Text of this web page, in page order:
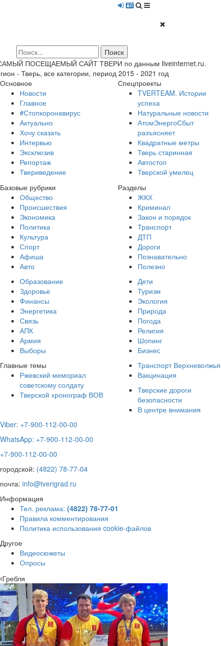
ПОСЕЩАЕМЫЙ САЙТ ТВЕРИ по данным liveinternet.ru.
- Тверь, все категории, период 2015 - 2021 год
Основное
Новости
Главное
#Стопкоронавирус
Актуально
Хочу сказать
Интервью
Эксклюзив
Репортаж
Твериведение
Спецпроекты
TVERTEAM. Истории
успеха
Натуральные новости
АтомЭнергоСбыт
разъясняет
Квадратные метры
Тверь старинная
Автостоп
Тверской умелец
Базовые рубрики
Общество
Происшествия
Экономика
Политика
Культура
Спорт
Афиша
Авто
Разделы
ЖКХ
Криминал
Закон и порядок
Транспорт
ДТП
Дороги
Познавательно
Полезно
Образование
Здоровье
Финансы
Энергетика
Связь
АПК
Армия
Выборы
Дети
Туризм
Экология
Природа
Погода
Религия
Шопинг
Бизнес
Главные темы
Ржевский мемориал
советскому солдату
Тверской хронограф ВОВ
Транспорт Верхневолжья
Вакцинация
Тверские дороги
безопасности
В центре внимания
Viber: +7-900-112-00-00
WhatsApp: +7-900-112-00-00
+7-900-112-00-00
городской: (4822) 78-77-04
почта: info@tverigrad.ru
Информация
Тел. реклама: (4822) 78-77-01
Правила комментирования
Политика использования cookie-файлов
Другое
Видеосюжеты
Опросы
Гребля